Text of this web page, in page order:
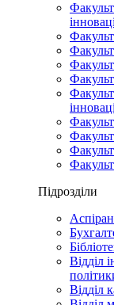
Підрозділи
Відділ
Відділ